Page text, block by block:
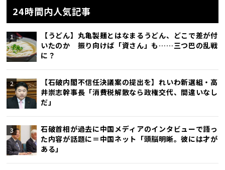
24時間内人気記事
【うどん】丸亀製麺とはなまるうどん、どこで差が付
いたのか 振り向けば「資さん」も……三つ巴の乱戦
に？
【石破内閣不信任決議案の提出を】れいわ新選組・高
井崇志幹事長「消費税解散なら政権交代、間違いなし
だ」
石破首相が過去に中国メディアのインタビューで語っ
た内容が話題に＝中国ネット「頭脳明晰。彼には才が
ある」